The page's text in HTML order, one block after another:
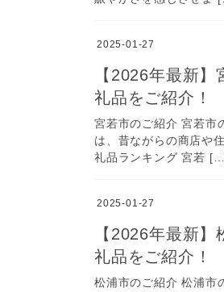
2025-01-27
【2026年最新
礼品をご紹介！
宮若市のご紹介 宮若市
は、昔ながらの商店や
礼品ランキング 宮若
2025-01-27
【2026年最新
礼品をご紹介！
松浦市のご紹介 松浦市